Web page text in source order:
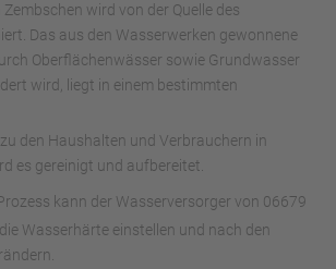
wird von der Quelle des
Das aus den Wasserwerken gewonnene
Oberflächenwässer sowie Grundwasser
wird, liegt in einem bestimmten
den Haushalten und Verbrauchern in
es gereinigt und aufbereitet.
kann der Wasserversorger von 06679
Wasserhärte einstellen und nach den